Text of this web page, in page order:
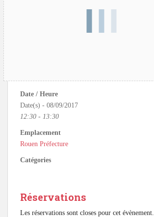
Date / Heure
Date(s) - 08/09/2017
12:30 - 13:30
Emplacement
Rouen Préfecture
Catégories
Réservations
Les réservations sont closes pour cet évènement.